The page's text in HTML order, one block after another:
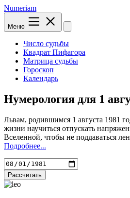
Numeriam
Меню
Число судьбы
Квадрат Пифагора
Матрица судьбы
Гороскоп
Календарь
Нумерология для 1
Львам, родившимся 1 августа 1981
жизни научиться отпускать
Вселенной, чтобы не поддаваться
Подробнее...
Рассчитать